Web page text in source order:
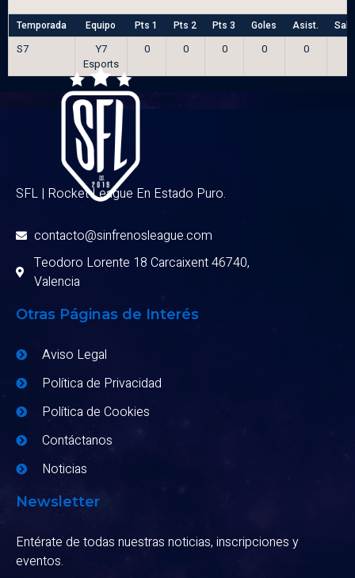
Temporada Equipo Pts 1 Pts 2 Pts 3 Goles Asist.
S7
Y7
Esports
0 0 0 0 0
SFL | Rocket League En Estado Puro.
contacto@sinfrenosleague.com
Teodoro Lorente 18 Carcaixent 46740,
Valencia
Otras Páginas de Interés
Aviso Legal
Política de Privacidad
Política de Cookies
Contáctanos
Noticias
Newsletter
Entérate de todas nuestras noticias, inscripciones y
eventos.